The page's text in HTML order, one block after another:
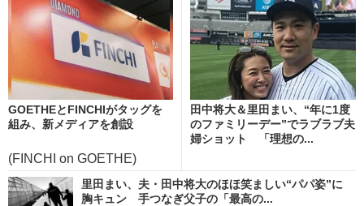
GOETHEとFINCHIがタッグを
組み、新メディアを創設
(FINCHI on GOETHE)
田中将大＆里田まい、“年に1度
のファミリーデー”でラブラブ夫
婦ショット 「理想の...
里田まい、夫・田中将大のほほ笑ましい“パパ姿”に
胸キュン 手つなぎ父子の「最高の...